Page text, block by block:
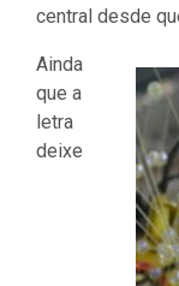
central desde
Ainda
que a
letra
deixe